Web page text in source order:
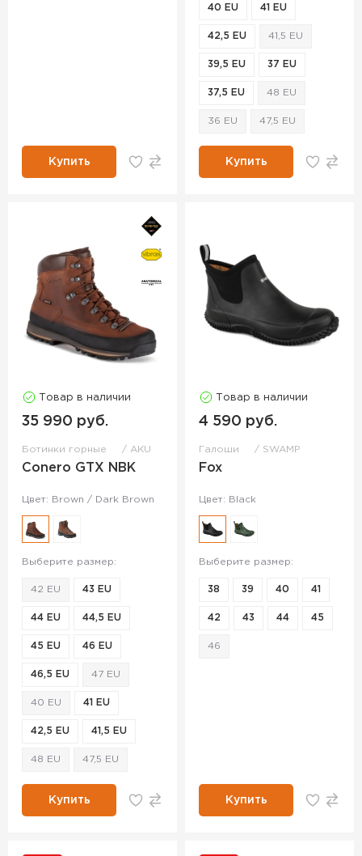
Купить
40 EU 41 EU
42,5 EU 41,5 EU
39,5 EU 37 EU
37,5 EU 48 EU
36 EU 47,5 EU
Купить
Товар в наличии
35 990 руб.
Ботинки горные AKU
Conero GTX NBK
Цвет: Brown / Dark Brown
Выберите размер:
42 EU 43 EU
44 EU 44,5 EU
45 EU 46 EU
46,5 EU 47 EU
40 EU 41 EU
42,5 EU 41,5 EU
48 EU 47,5 EU
Купить
Товар в наличии
4 590 руб.
Галоши SWAMP
Fox
Цвет: Black
Выберите размер:
38 39 40 41
42 43 44 45
46
Купить